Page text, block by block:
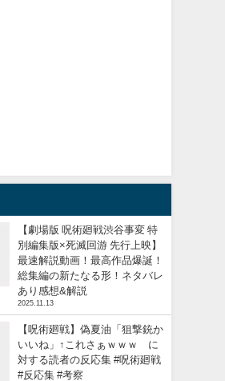
【劇場版 呪術廻戦渋谷事変 特
別編集版×死滅回游 先行上映】
最速解説動画！最高作品爆誕！
総集編の新たなる形！ネタバレ
あり感想&解説
2025.11.13
【呪術廻戦】偽夏油「狙撃銃か
いいね」↑これさぁｗｗｗ に
対する読者の反応集 #呪術廻戦
#反応集 #考察